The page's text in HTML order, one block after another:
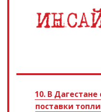
10. В
поставки